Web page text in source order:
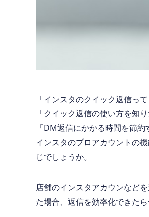
「インスタのクイック返信っ
「クイック返信の使い方を知り
「DM返信にかかる時間を節約
インスタのプロアカウントの
じでしょうか。
店舗のインスタアカウンなど
た場合、返信を効率化できたら